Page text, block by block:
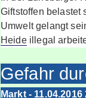
Giftstoffen belastet
Umwelt gelangt
Heideillegal
Gefahr
Markt-